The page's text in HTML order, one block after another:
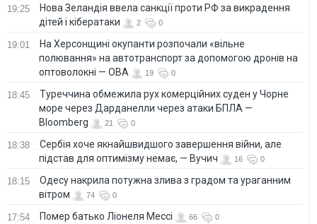
19:25
Нова Зеландія ввела санкції проти РФ за викрадення
дітей і кібератаки
2 0
19:01
На Херсонщині окупанти розпочали «вільне
полювання» на автотранспорт за допомогою дронів на
оптоволокні — ОВА
19 0
18:45
Туреччина обмежила рух комерційних суден у Чорне
море через Дарданелли через атаки БПЛА —
Bloomberg
21 0
18:38
Сербія хоче якнайшвидшого завершення війни, але
підстав для оптимізму немає, — Вучич
16 0
18:15
Одесу накрила потужна злива з градом та ураганним
вітром
74 0
17:54 Помер батько Ліонеля Мессі 66 0